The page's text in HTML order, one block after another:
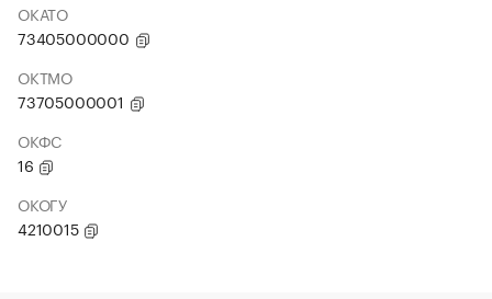
ОКАТО
73405000000
ОКТМО
73705000001
ОКФС
16
ОКОГУ
4210015